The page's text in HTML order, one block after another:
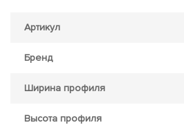
Артикул
Бренд
Ширина профиля
Высота профиля